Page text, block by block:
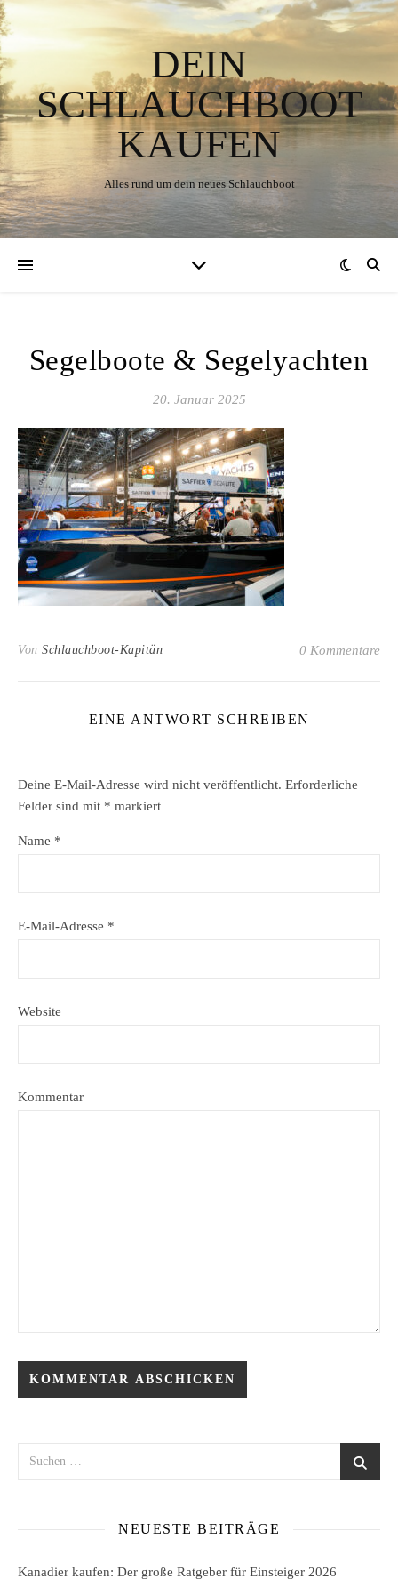
DEIN
SCHLAUCHBOOT
KAUFEN
Alles rund um dein neues Schlauchboot
Segelboote & Segelyachten
20. Januar 2025
Von Schlauchboot-Kapitän 0 Kommentare
EINE ANTWORT SCHREIBEN
Deine E-Mail-Adresse wird nicht veröffentlicht. Erforderliche
Felder sind mit * markiert
Name *
E-Mail-Adresse *
Website
Kommentar
NEUESTE BEITRÄGE
Kanadier kaufen: Der große Ratgeber für Einsteiger 2026